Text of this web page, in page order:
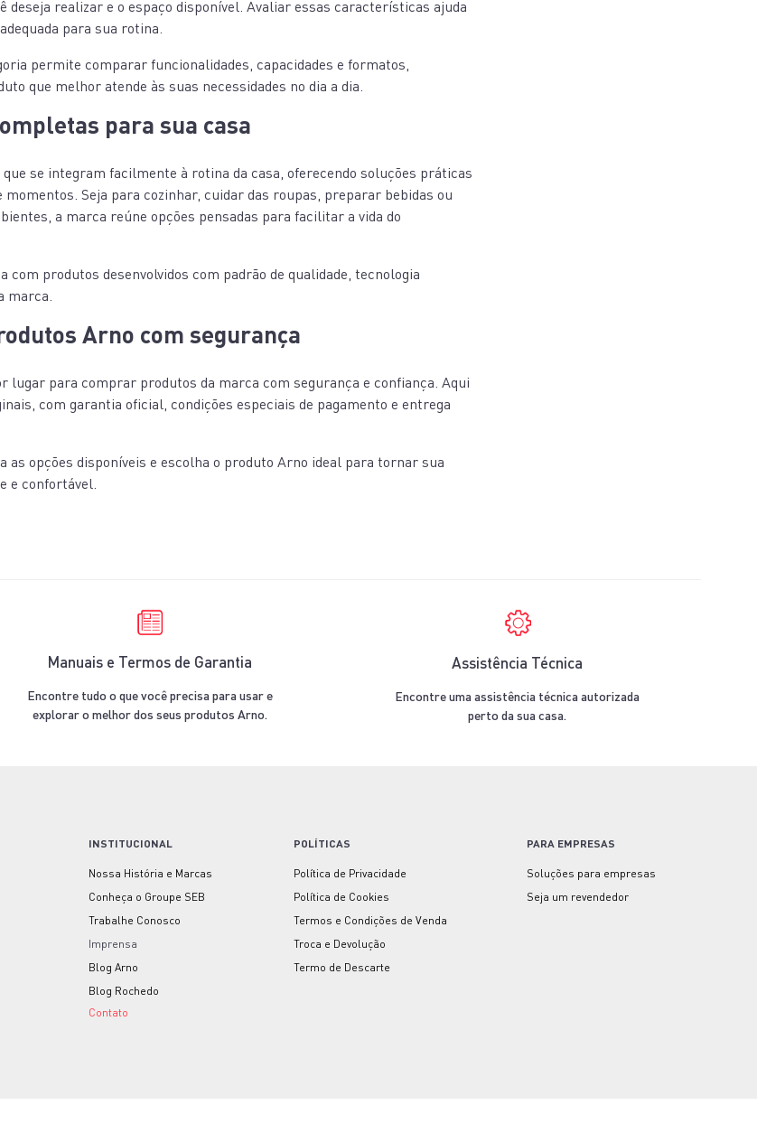
deseja realizar e o espaço disponível. Avaliar essas características ajuda
para sua rotina.
permite comparar funcionalidades, capacidades e formatos,
que melhor atende às suas necessidades no dia a dia.
para sua casa
se integram facilmente à rotina da casa, oferecendo soluções práticas
Seja para cozinhar, cuidar das roupas, preparar bebidas ou
a marca reúne opções pensadas para facilitar a vida do
com produtos desenvolvidos com padrão de qualidade, tecnologia
marca.
Arno com segurança
lugar para comprar produtos da marca com segurança e confiança. Aqui
com garantia oficial, condições especiais de pagamento e entrega
as opções disponíveis e escolha o produto Arno ideal para tornar sua
e confortável.
Manuais e Termos de Garantia
Encontre tudo o que você precisa para usar e
explorar o melhor dos seus produtos Arno.
Assistência Técnica
Encontre uma assistência técnica autorizada
perto da sua casa.
INSTITUCIONAL
Nossa História e Marcas
Conheça o Groupe SEB
Trabalhe Conosco
Imprensa
Blog Arno
Blog Rochedo
Contato
POLÍTICAS
Política de Privacidade
Política de Cookies
Termos e Condições de Venda
Troca e Devolução
Termo de Descarte
PARA EMPRESAS
Soluções para empresas
Seja um revendedor